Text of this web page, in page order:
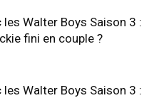
les Walter Boys Saison 3 :
fini en couple ?
les Walter Boys Saison 3 :